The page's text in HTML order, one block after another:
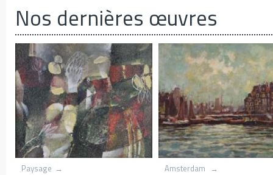
Nos dernières œuvres
Amsterdam
Azania front Church lith
trees